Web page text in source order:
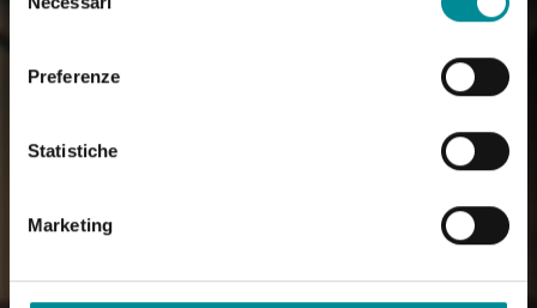
del
Preferenze
Statistiche
Marketing